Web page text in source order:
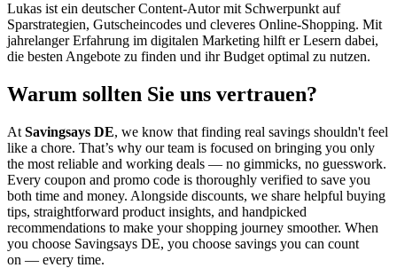
Lukas ist ein deutscher Content-Autor mit Schwerpunkt auf
Sparstrategien, Gutscheincodes und cleveres Online-Shopping. Mit
jahrelanger Erfahrung im digitalen Marketing hilft er Lesern dabei,
die besten Angebote zu finden und ihr Budget optimal zu nutzen.
Warum sollten Sie uns vertrauen?
At Savingsays DE, we know that finding real savings shouldn't feel
like a chore. That’s why our team is focused on bringing you only
the most reliable and working deals — no gimmicks, no guesswork.
Every coupon and promo code is thoroughly verified to save you
both time and money. Alongside discounts, we share helpful buying
tips, straightforward product insights, and handpicked
recommendations to make your shopping journey smoother. When
you choose Savingsays DE, you choose savings you can count
on — every time.